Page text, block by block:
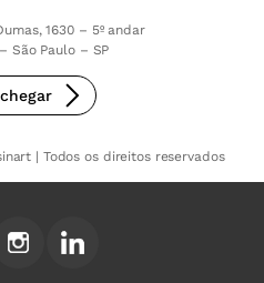
1630 – 5º andar
São Paulo – SP
| Todos os direitos reservados